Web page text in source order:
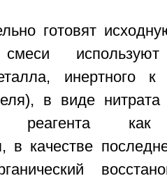
готовят
используют
инертного к
в виде
реагента как
в качестве